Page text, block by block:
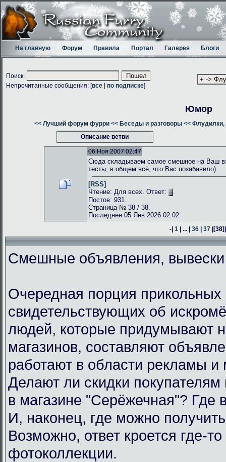
На главную Форум Правила Портал Галерея Блоги
Поиск:
Непрочитанные сообщения: [все по подписке]
Юмор
<< Лучший форум фурри << Беседы и разговоры << Флудилки,
Описание ветви
06 Ноя 2007 02:47
Сюда складываем самое смешное на Ваш
тесты, в общем всё, что Вас позабавило)
[RSS]
Чтение: Для всех. Ответ:
.
Постов: 931.
Страница № 38 / 38.
Последнее 05 Янв 2026 02:02.
-| 1 | ... | 36 | 37 |[38]
Смешные объявления,
Очередная порция прикольных
свидетельствующих об
людей, которые придумывают
магазинов, составляют
работают в области рекламы и
Делают ли скидки
в магазине "Серёжечная"? Где
И, наконец, где можно
Возможно, ответ кроется где-то
фотоколлекции.